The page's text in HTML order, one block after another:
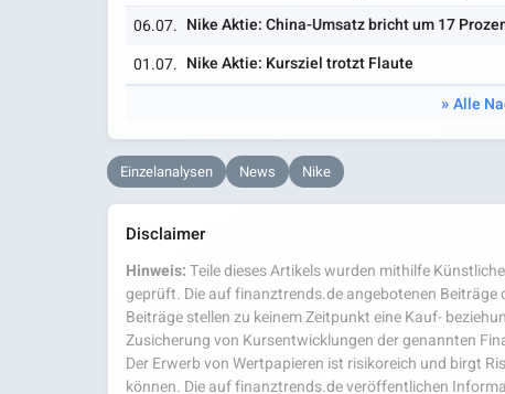
06.07. Nike Aktie: China-Umsatz bricht um 17
01.07. Nike Aktie: Kursziel trotzt Flaute
Alle
Einzelanalysen News Nike
Disclaimer
Hinweis:Teile dieses Artikels wurden mithilfe
geprüft. Die auf finanztrends.de angebotenen
Beiträge stellen zu keinem Zeitpunkt eine Kauf-
Zusicherung von Kursentwicklungen der genannten
Der Erwerb von Wertpapieren ist risikoreich und birgt
können. Die auf finanztrends.de veröffentlichen